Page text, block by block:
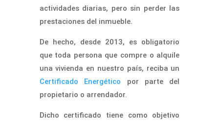
actividades diarias, pero sin perder las
prestaciones del inmueble.
De hecho, desde 2013, es obligatorio
que toda persona que compre o alquile
una vivienda en nuestro país, reciba un
Certificado Energético por parte del
propietario o arrendador.
Dicho certificado tiene como objetivo